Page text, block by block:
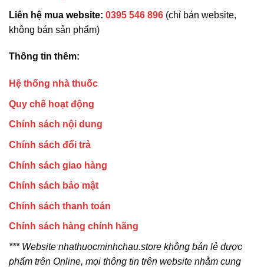
Liên hệ mua website: 0395 546 896 (chỉ bán website,
không bán sản phẩm)
Thông tin thêm:
Hệ thống nhà thuốc
Quy chế hoạt động
Chính sách nội dung
Chính sách đổi trả
Chính sách giao hàng
Chính sách bảo mật
Chính sách thanh toán
Chính sách hàng chính hãng
*** Website nhathuocminhchau.store không bán lẻ dược
phẩm trên Online, mọi thông tin trên website nhằm cung